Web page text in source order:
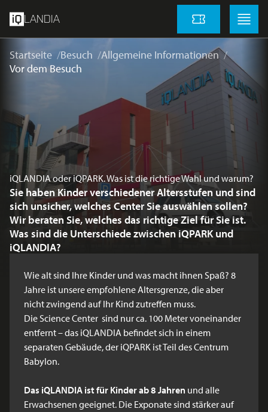
LANDIA Eintrittskarten
Menu
Startseite Besuch
Allgemeine Informationen
Vor dem Besuch
iQLANDIA oder iQPARK. Was ist die richtige Wahl und warum?
Sie haben Kinder verschiedener Altersstufen und sind
sich unsicher, welches Center Sie auswählen sollen?
Wir beraten Sie, welches das richtige Ziel für Sie ist.
Was sind die Unterschiede zwischen iQPARK und
iQLANDIA?
Wie alt sind Ihre Kinder und was macht ihnen Spaß? 8
Jahre ist unsere empfohlene Altersgrenze, die aber
nicht zwingend auf Ihr Kind zutreffen muss.
Die Science Center sind nur ca. 100 Meter voneinander
entfernt – das iQLANDIA befindet sich in einem
separaten Gebäude, der iQPARK ist Teil des Centrum
Babylon.
Das iQLANDIA ist für Kinder ab 8 Jahren und alle
Erwachsenen geeignet. Die Exponate sind stärker auf